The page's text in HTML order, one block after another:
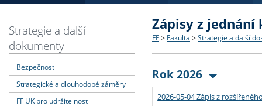
Dozvědět se více
Struktura a historie
Strategie a další
Podpora a benefity pro
Podat přihlášku
Co studovat a jak se
Učitelské studijní
Informace k průběhu
Dozvědět se více
Bakalářské a magisterské
Doktorské studium
Rigorózní řízení
Dozvědět se více
O vědě a výzkumu na FF
Akademické kvalifikace
Granty a projekty
Dozvědět se více
Aktuální nabídky a
Vyjíždějící studenti
Přijíždějící studenti
Strategie a další
dokumenty
Bezpečnost
Strategické a dlouhodobé záměry
FF UK pro udržitelnost
Zápisy z jednání
FF > Fakulta > Strategie a další
Rok 2026
2026-05-04 Zápis z